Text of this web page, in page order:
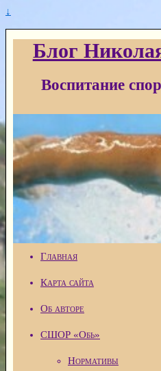
↓
Блог
Воспитание
Главная
Карта сайта
Об авторе
СШОР «Обь»
Нормативы